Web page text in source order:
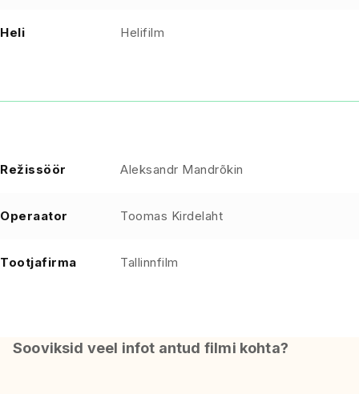
Heli Helifilm
Režissöör Aleksandr Mandrõkin
Operaator Toomas Kirdelaht
Tootjafirma Tallinnfilm
Sooviksid veel infot antud filmi kohta?